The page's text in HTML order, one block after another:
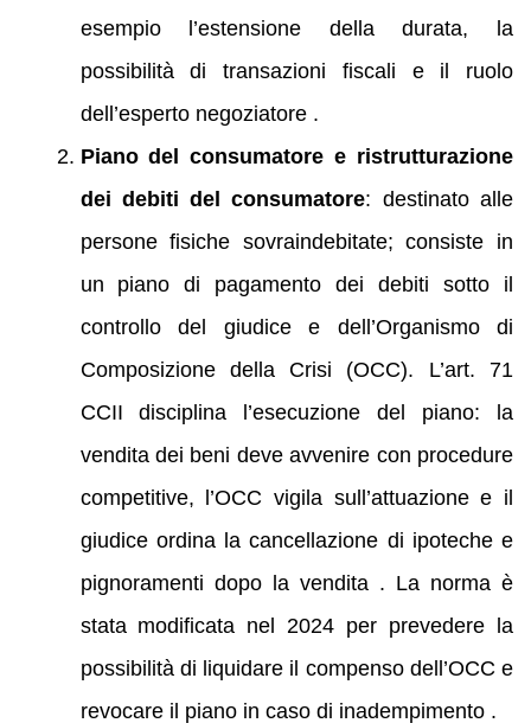
esempio l’estensione della durata, la
possibilità di transazioni fiscali e il ruolo
dell’esperto negoziatore .
Piano del consumatore e ristrutturazione
dei debiti del consumatore: destinato alle
persone fisiche sovraindebitate; consiste in
un piano di pagamento dei debiti sotto il
controllo del giudice e dell’Organismo di
Composizione della Crisi (OCC). L’art. 71
CCII disciplina l’esecuzione del piano: la
vendita dei beni deve avvenire con procedure
competitive, l’OCC vigila sull’attuazione e il
giudice ordina la cancellazione di ipoteche e
pignoramenti dopo la vendita . La norma è
stata modificata nel 2024 per prevedere la
possibilità di liquidare il compenso dell’OCC e
revocare il piano in caso di inadempimento .